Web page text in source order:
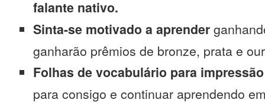
falante nativo.
Sinta-se motivado a aprender
ganharão prêmios de bronze, prata e
Folhas de vocabulário para impressão
para consigo e continuar aprendendo